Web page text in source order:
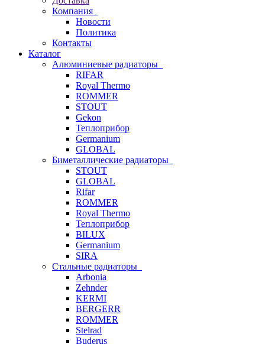
Компания
Новости
Политика
Контакты
Каталог
Алюминиевые радиаторы
RIFAR
Royal Thermo
ROMMER
STOUT
Gekon
Теплоприбор
Germanium
GLOBAL
Биметаллические радиаторы
STOUT
GLOBAL
Rifar
ROMMER
Royal Thermo
Теплоприбор
BILUX
Germanium
SIRA
Стальные радиаторы
Arbonia
Zehnder
KERMI
BERGERR
ROMMER
Stelrad
Buderus